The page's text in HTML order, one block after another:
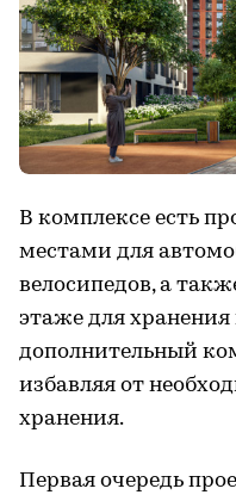
В комплексе есть
местами для
велосипедов, а
этаже для хранения
дополнительный
избавляя от
хранения.
Первая очередь